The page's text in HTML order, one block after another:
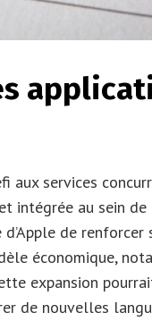
aux services
au sein de
de renforcer
économique,
expansion
de nouvelles